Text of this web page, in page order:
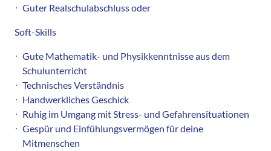
Guter Realschulabschluss oder
Soft-Skills
Gute Mathematik- und Physikkenntnisse aus dem
Schulunterricht
Technisches Verständnis
Handwerkliches Geschick
Ruhig im Umgang mit Stress- und Gefahrensituationen
Gespür und Einfühlungsvermögen für deine
Mitmenschen